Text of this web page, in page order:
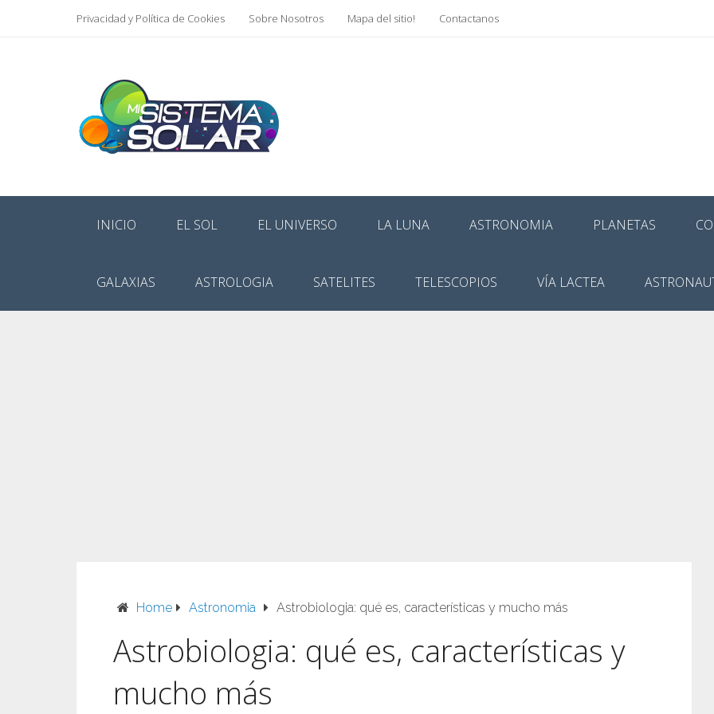
Privacidad y Política de Cookies Sobre Nosotros Mapa del sitio! Contactanos
INICIO EL SOL EL UNIVERSO LA LUNA ASTRONOMIA PLANETAS
GALAXIAS ASTROLOGIA SATELITES TELESCOPIOS VÍA LACTEA
Home Astronomia Astrobiologia: qué es, características y mucho más
Astrobiologia: qué es, características y
mucho más